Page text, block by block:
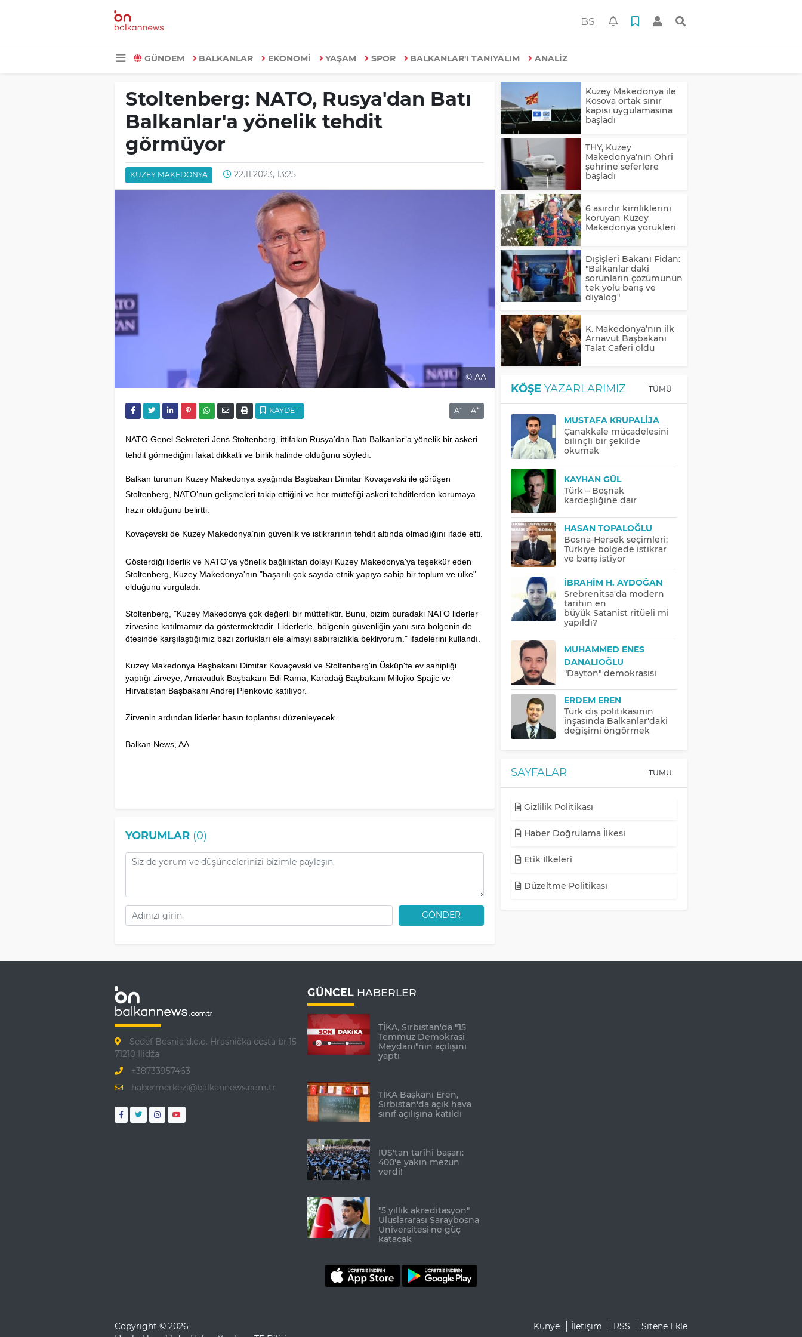
BS
GÜNDEM BALKANLAR EKONOMİ YAŞAM SPOR BALKANLAR'I TANIYALIM ANALİZ
Stoltenberg: NATO, Rusya'dan Batı
Balkanlar'a yönelik tehdit
görmüyor
KUZEY MAKEDONYA 22.11.2023, 13:25
© AA
KAYDET A- A+
NATO Genel Sekreteri Jens Stoltenberg, ittifakın Rusya’dan Batı Balkanlar’a yönelik bir askeri
tehdit görmediğini fakat dikkatli ve birlik halinde olduğunu söyledi.
Balkan turunun Kuzey Makedonya ayağında Başbakan Dimitar Kovaçevski ile görüşen
Stoltenberg, NATO’nun gelişmeleri takip ettiğini ve her müttefiği askeri tehditlerden korumaya
hazır olduğunu belirtti.
Kovaçevski de Kuzey Makedonya’nın güvenlik ve istikrarının tehdit altında olmadığını ifade etti.
Gösterdiği liderlik ve NATO'ya yönelik bağlılıktan dolayı Kuzey Makedonya'ya teşekkür eden
Stoltenberg, Kuzey Makedonya'nın "başarılı çok sayıda etnik yapıya sahip bir toplum ve ülke"
olduğunu vurguladı
Stoltenberg, "Kuzey Makedonya çok değerli bir müttefiktir. Bunu, bizim buradaki NATO liderler
zirvesine katılmamız da göstermektedir. Liderlerle, bölgenin güvenliğin yanı sıra bölgenin de
ötesinde karşılaştığımız bazı zorlukları ele almayı sabırsızlıkla bekliyorum." ifadelerini kullandı.
Kuzey Makedonya Başbakanı Dimitar Kovaçevski ve Stoltenberg'in Üsküp'te ev sahipliği
yaptığı zirveye, Arnavutluk Başbakanı Edi Rama, Karadağ Başbakanı Milojko Spajic ve
Hırvatistan Başbakanı Andrej Plenkovic katılıyor.
Zirvenin ardından liderler basın toplantısı düzenleyecek.
Balkan News, AA
YORUMLAR(0)
GÖNDER
Kuzey Makedonya ile
Kosova ortak sınır
kapısı uygulamasına
başladı
THY, Kuzey
Makedonya'nın Ohri
şehrine seferlere
başladı
6 asırdır kimliklerini
koruyan Kuzey
Makedonya yörükleri
Dışişleri Bakanı Fidan:
"Balkanlar'daki
sorunların çözümünün
tek yolu barış ve
diyalog"
K. Makedonya’nın ilk
Arnavut Başbakanı
Talat Caferi oldu
KÖŞE YAZARLARIMIZ TÜMÜ
MUSTAFA KRUPALIJA
Çanakkale mücadelesini
bilinçli bir şekilde
okumak
KAYHAN GÜL
Türk – Boşnak
kardeşliğine dair
HASAN TOPALOĞLU
Bosna-Hersek seçimleri:
Türkiye bölgede istikrar
ve barış istiyor
İBRAHIM H. AYDOĞAN
Srebrenitsa'da modern
tarihin en
büyük Satanist ritüeli mi
yapıldı?
MUHAMMED ENES
DANALIOĞLU
"Dayton" demokrasisi
ERDEM EREN
Türk dış politikasının
inşasında Balkanlar'daki
değişimi öngörmek
SAYFALAR TÜMÜ
Gizlilik Politikası
Haber Doğrulama İlkesi
Etik İlkeleri
Düzeltme Politikası
Sedef Bosnia d.o.o. Hrasnička cesta br.15
71210 Ilidža
+38733957463
habermerkezi@balkannews.com.tr
GÜNCEL HABERLER
TİKA, Sırbistan'da "15
Temmuz Demokrasi
Meydanı"nın açılışını
yaptı
TİKA Başkanı Eren,
Sırbistan'da açık hava
sınıf açılışına katıldı
IUS'tan tarihi başarı:
400'e yakın mezun
verdi!
"5 yıllık akreditasyon"
Uluslararası Saraybosna
Üniversitesi'ne güç
katacak
Copyright © 2026
Künye İletişim RSS Sitene Ekle